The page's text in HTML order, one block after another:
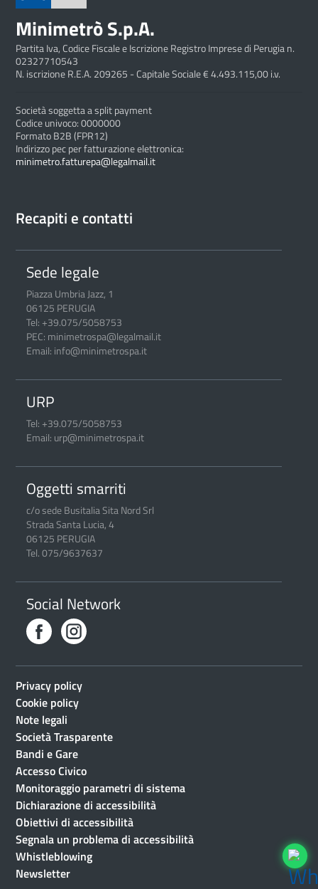
Minimetrò S.p.A.
Partita Iva, Codice Fiscale e Iscrizione Registro Imprese di Perugia n.
02327710543
N. iscrizione R.E.A. 209265 - Capitale Sociale € 4.493.115,00 i.v.
Società soggetta a split payment
Codice univoco: 0000000
Formato B2B (FPR12)
Indirizzo pec per fatturazione elettronica:
minimetro.fatturepa@legalmail.it
Recapiti e contatti
Sede legale
Piazza Umbria Jazz, 1
06125 PERUGIA
Tel: +39.075/5058753
PEC: minimetrospa@legalmail.it
Email: info@minimetrospa.it
URP
Tel: +39.075/5058753
Email: urp@minimetrospa.it
Oggetti smarriti
c/o sede Busitalia Sita Nord Srl
Strada Santa Lucia, 4
06125 PERUGIA
Tel. 075/9637637
Social Network
Privacy policy
Cookie policy
Note legali
Società Trasparente
Bandi e Gare
Accesso Civico
Monitoraggio parametri di sistema
Dichiarazione di accessibilità
Obiettivi di accessibilità
Segnala un problema di accessibilità
Whistleblowing
Newsletter